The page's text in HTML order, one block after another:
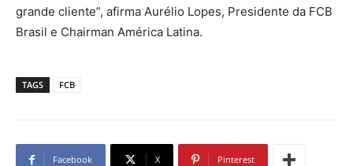
grande cliente”, afirma Aurélio Lopes, Presidente da FCB
Brasil e Chairman América Latina.
TAGS FCB
Facebook X Pinterest